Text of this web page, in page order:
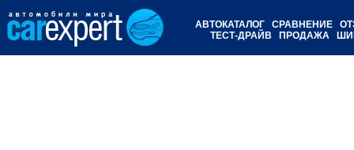
АВТОКАТАЛОГ СРАВНЕНИЕ
ТЕСТ-ДРАЙВ
ПРОДАЖА